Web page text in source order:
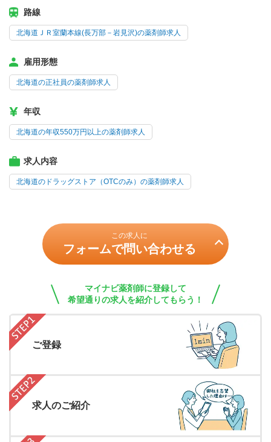
路線
北海道ＪＲ室蘭本線(長万部－岩見沢)の薬剤師求人
雇用形態
北海道の正社員の薬剤師求人
年収
北海道の年収550万円以上の薬剤師求人
求人内容
北海道のドラッグストア（OTCのみ）の薬剤師求人
この求人に
フォームで問い合わせる
マイナビ薬剤師に登録して
希望通りの求人を紹介してもらう！
ご登録
求人のご紹介